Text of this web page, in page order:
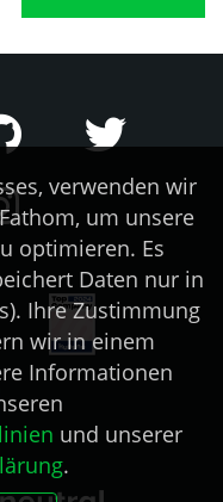
verwenden wir
um unsere
optimieren. Es
Daten nur in
Ihre Zustimmung
wir in einem
Informationen
und unserer
.